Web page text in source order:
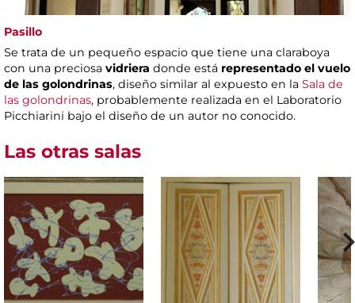
Pasillo
Se trata de un pequeño espacio que tiene una claraboya
con una preciosa vidriera donde está representado el vuelo
de las golondrinas, diseño similar al expuesto en la Sala de
las golondrinas, probablemente realizada en el Laboratorio
Picchiarini bajo el diseño de un autor no conocido.
Las otras salas